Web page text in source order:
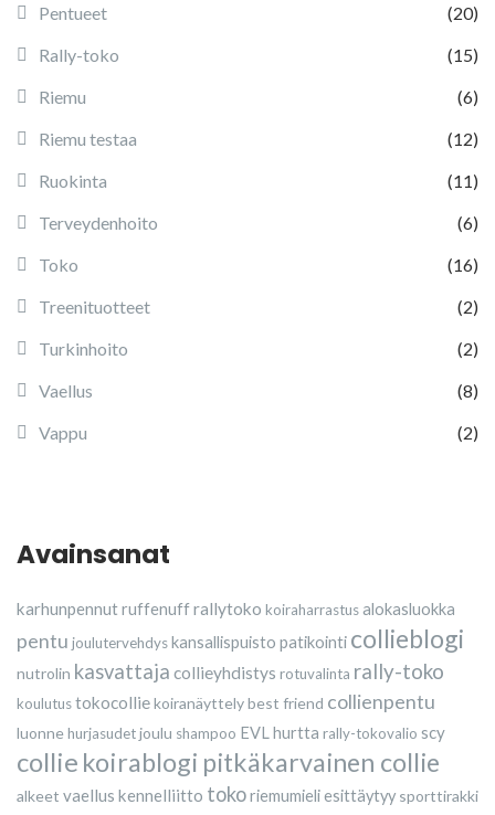
Pentueet
(20)
Rally-toko
(15)
Riemu
(6)
Riemu testaa
(12)
Ruokinta
(11)
Terveydenhoito
(6)
Toko
(16)
Treenituotteet
(2)
Turkinhoito
(2)
Vaellus
(8)
Vappu
(2)
Avainsanat
karhunpennutruffenuffrallytoko koiraharrastusalokasluokka
pentu joulutervehdyskansallispuisto patikointi collieblogi
nutrolin kasvattaja collieyhdistys rotuvalinta rally-toko
koulutustokocolliekoiranäyttelybest friend collienpentu
luonnehurjasudetjoulu shampoo EVL hurtta rally-tokovalio scy
collie koirablogi pitkäkarvainen collie
alkeet vaellus kennelliitto tokoriemumieli esittäytyy sporttirakki